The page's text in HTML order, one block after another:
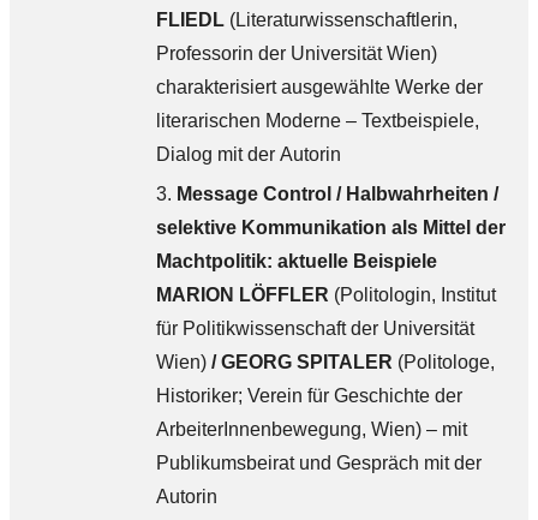
FLIEDL (Literaturwissenschaftlerin,
Professorin der Universität Wien)
charakterisiert ausgewählte Werke der
literarischen Moderne – Textbeispiele,
Dialog mit der Autorin
Message Control / Halbwahrheiten /
selektive Kommunikation als Mittel der
Machtpolitik: aktuelle Beispiele
MARION LÖFFLER (Politologin, Institut
für Politikwissenschaft der Universität
Wien) /GEORG SPITALER (Politologe,
Historiker; Verein für Geschichte der
ArbeiterInnenbewegung, Wien) – mit
Publikumsbeirat und Gespräch mit der
Autorin